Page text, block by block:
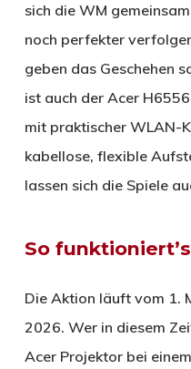
sich die WM
noch perfekter
geben das Geschehen
ist auch der Acer
mit praktischer WLAN-
kabellose, flexible
lassen sich die Spiele
So funktioniert’s
Die Aktion läuft vom 1.
2026. Wer in diesem
Acer Projektor bei